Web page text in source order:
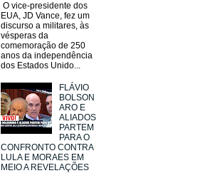
O vice-presidente dos
EUA, JD Vance, fez um
discurso a militares, às
vésperas da
comemoração de 250
anos da independência
dos Estados Unido...
FLÁVIO
BOLSON
ARO E
ALIADOS
PARTEM
PARA O
CONFRONTO CONTRA
LULA E MORAES EM
MEIO A REVELAÇÕES